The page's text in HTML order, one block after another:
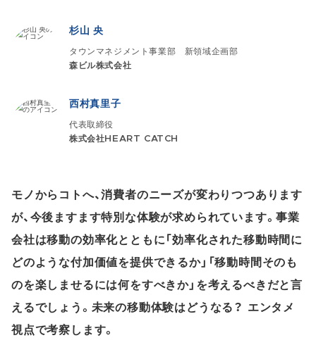
杉山 央
タウンマネジメント事業部 新領域企画部
森ビル株式会社
西村真里子
代表取締役
株式会社HEART CATCH
モノからコトへ、消費者のニーズが変わりつつあります
が、今後ますます特別な体験が求められています。事業
会社は移動の効率化とともに「効率化された移動時間に
どのような付加価値を提供できるか」「移動時間そのも
のを楽しませるには何をすべきか」を考えるべきだと言
えるでしょう。未来の移動体験はどうなる？ エンタメ
視点で考察します。